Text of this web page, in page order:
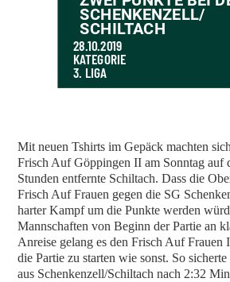
SCHENKENZELL/
SCHILTACH
28.10.2019
KATEGORIE
3. LIGA
Mit neuen Tshirts im Gepäck machten
Frisch Auf Göppingen II am Sonntag auf
Stunden entfernte Schiltach. Dass die
Frisch Auf Frauen gegen die SG
harter Kampf um die Punkte werden
Mannschaften von Beginn der Partie an
Anreise gelang es den Frisch Auf Frauen
die Partie zu starten wie sonst. So
aus Schenkenzell/Schiltach nach 2:32